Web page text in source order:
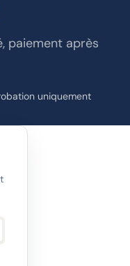
paiement après
uniquement